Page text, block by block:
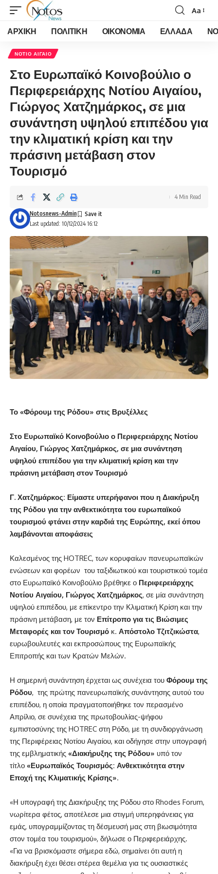
Font
Resizer
Aa
ΑΡΧΙΚΗ ΠΟΛΙΤΙΚΗ ΟΙΚΟΝΟΜΙΑ ΕΛΛΑΔΑ
ΝΟΤΙΟ ΑΙΓΑΙΟ
Στο Ευρωπαϊκό Κοινοβούλιο ο
Περιφερειάρχης Νοτίου Αιγαίου,
Γιώργος Χατζημάρκος, σε μια
συνάντηση υψηλού επιπέδου για
την κλιματική κρίση και την
πράσινη μετάβαση στον
Τουρισμό
Last updated: 10/12/2024 16:12
Notosnews-Admin
4 Min Read
Το «Φόρουμ της Ρόδου» στις Βρυξέλλες
Στο Ευρωπαϊκό Κοινοβούλιο ο Περιφερειάρχης Νοτίου
Αιγαίου, Γιώργος Χατζημάρκος, σε μια συνάντηση
υψηλού επιπέδου για την κλιματική κρίση και την
πράσινη μετάβαση στον Τουρισμό
Γ. Χατζημάρκος: Είμαστε υπερήφανοι που η Διακήρυξη
της Ρόδου για την ανθεκτικότητα του ευρωπαϊκού
τουρισμού φτάνει στην καρδιά της Ευρώπης, εκεί όπου
λαμβάνονται αποφάσεις
Καλεσμένος της HOTREC, των κορυφαίων πανευρωπαϊκών
ενώσεων και φορέων του ταξιδιωτικού και τουριστικού τομέα
στο Ευρωπαϊκό Κοινοβούλιο βρέθηκε ο Περιφερειάρχης
Νοτίου Αιγαίου, Γιώργος Χατζημάρκος, σε μία συνάντηση
υψηλού επιπέδου, με επίκεντρο την Κλιματική Κρίση και την
πράσινη μετάβαση, με τον Επίτροπο για τις Βιώσιμες
Μεταφορές και τον Τουρισμό κ. Απόστολο Τζιτζικώστα,
ευρωβουλευτές και εκπροσώπους της Ευρωπαϊκής
Επιτροπής και των Κρατών Μελών.
Η σημερινή συνάντηση έρχεται ως συνέχεια του Φόρουμ της
Ρόδου, της πρώτης πανευρωπαϊκής συνάντησης αυτού του
επιπέδου, η οποία πραγματοποιήθηκε τον περασμένο
Απρίλιο, σε συνέχεια της πρωτοβουλίας-ψήφου
εμπιστοσύνης της HOTREC στη Ρόδο, με τη συνδιοργάνωση
της Περιφέρειας Νοτίου Αιγαίου, και οδήγησε στην υπογραφή
της εμβληματικής «Διακήρυξης της Ρόδου» υπό τον
τίτλο «Ευρωπαϊκός Τουρισμός: Ανθεκτικότητα στην
Εποχή της Κλιματικής Κρίσης».
«Η υπογραφή της Διακήρυξης της Ρόδου στο Rhodes Forum,
νωρίτερα φέτος, αποτέλεσε μια στιγμή υπερηφάνειας για
εμάς, υπογραμμίζοντας τη δέσμευσή μας στη βιωσιμότητα
στον τομέα του τουρισμού», δήλωσε ο Περιφερειάρχης.
«Για να βρισκόμαστε σήμερα εδώ, σημαίνει ότι αυτή η
διακήρυξη έχει θέσει στέρεα θεμέλια για τις ουσιαστικές